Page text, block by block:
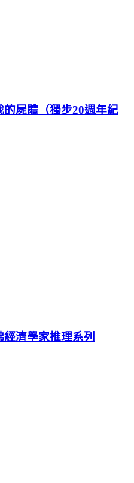
屍體（獨步20週年紀
濟學家推理系列